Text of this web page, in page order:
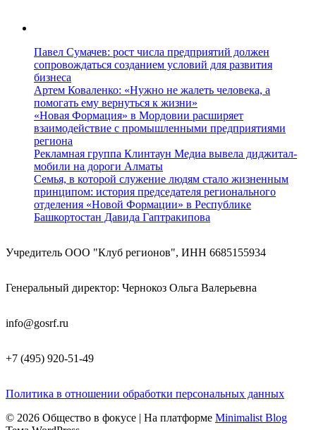
Павел Сумачев: рост числа предприятий должен
сопровождаться созданием условий для развития
бизнеса
Артем Коваленко: «Нужно не жалеть человека, а
помогать ему вернуться к жизни»
«Новая Формация» в Мордовии расширяет
взаимодействие с промышленными предприятиями
региона
Рекламная группа Клинтаун Медиа вывела диджитал-
мобили на дороги Алматы
Семья, в которой служение людям стало жизненным
принципом: история председателя регионального
отделения «Новой Формации» в Республике
Башкортостан Давида Гаптракипова
Учредитель ООО "Клуб регионов", ИНН 6685155934
Генеральный директор: Чернокоз Ольга Валерьевна
info@gosrf.ru
+7 (495) 920-51-49
Политика в отношении обработки персональных данных
© 2026 Общество в фокусе | На платформе Minimalist Blog